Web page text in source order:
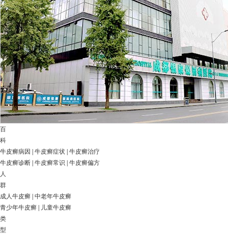
百
科
牛皮癣病因
牛皮癣症状 牛皮癣治疗
牛皮癣诊断 牛皮癣常识
牛皮癣偏方
人
群
成人牛皮癣 中老年牛皮癣
青少年牛皮癣
儿童牛皮癣
类
型